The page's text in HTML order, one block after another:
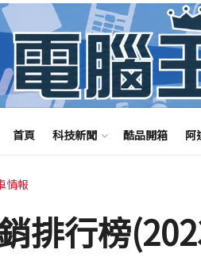
首頁 科技新聞 酷品開箱 阿
情報
排行榜